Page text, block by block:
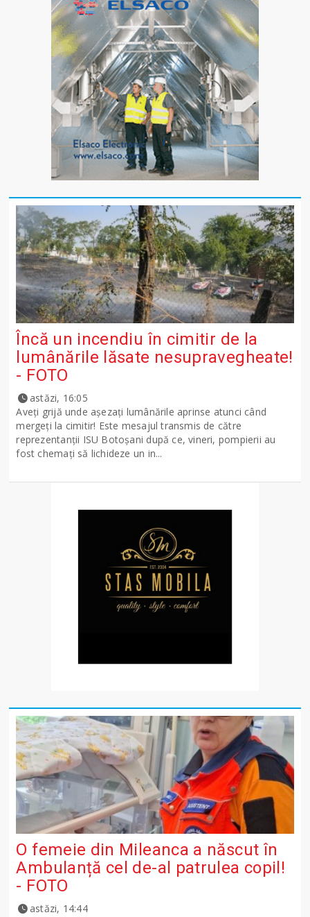
Încă un incendiu în cimitir de la
lumânările lăsate nesupravegheate!
- FOTO
astăzi, 16:05
Aveți grijă unde așezați lumânările aprinse atunci când
mergeți la cimitir! Este mesajul transmis de către
reprezentanții ISU Botoșani după ce, vineri, pompierii au
fost chemați să lichideze un in...
O femeie din Mileanca a născut în
Ambulanță cel de-al patrulea copil!
- FOTO
astăzi, 14:44